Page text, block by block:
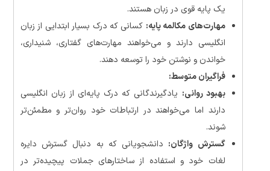
یک پایه قوی در زبان هستند.
مهارت‌های مکالمه پایه: کسانی که درک بسیار ابتدایی از زبان
انگلیسی دارند و می‌خواهند مهارت‌های گفتاری، شنیداری،
خواندن و نوشتن خود را توسعه دهند.
فراگیران متوسط:
بهبود روانی: یادگیرندگانی که درک پایه‌ای از زبان انگلیسی
دارند اما می‌خواهند در ارتباطات خود روان‌تر و مطمئن‌تر
شوند.
گسترش واژگان: دانشجویانی که به دنبال گسترش دایره
لغات خود و استفاده از ساختارهای جملات پیچیده‌تر در